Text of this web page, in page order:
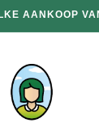
AANKOOP